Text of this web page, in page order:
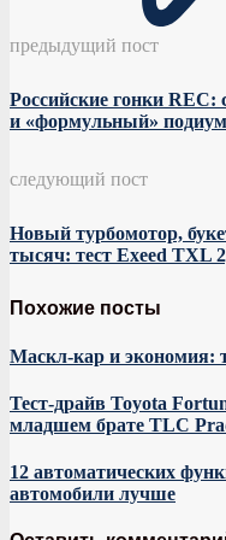
предыдущий пост
Российские гонки REC:
и «формульный» подиум
следующий пост
Новый турбомотор,
тысяч: тест Exeed TXL
Похожие посты
Маскл-кар и экономия:
Тест-драйв Toyota
младшем брате TLC
12 автоматических
автомобили лучше